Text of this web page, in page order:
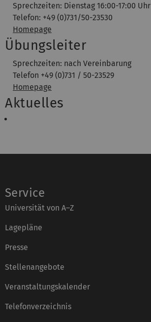
Sprechzeiten: Dienstag 16:00-17:00 Uhr
Telefon: +49 (0)731/50-23530
Homepage
Übungsleiter
Sprechzeiten: nach Vereinbarung
Telefon +49 (0)731 / 50-23529
Homepage
Aktuelles
Service
Universität von A–Z
Lagepläne
Presse
Stellenangebote
Veranstaltungskalender
Telefonverzeichnis